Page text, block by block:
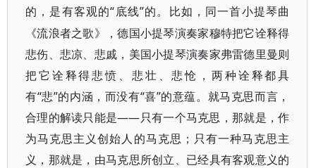
的，是有客观的“底线”的。比如，同一首小提琴曲
《流浪者之歌》，德国小提琴演奏家穆特把它诠释得
悲伤、悲凉、悲戚，美国小提琴演奏家弗雷德里曼则
把它诠释得悲愤、悲壮、悲怆，两种诠释都具
有“悲”的内涵，而没有“喜”的意蕴。就马克思而言，
合理的解读只能是——只有一个马克思，那就是，作
为马克思主义创始人的马克思；只有一种马克思主
义，那就是，由马克思所创立、已经具有客观意义的